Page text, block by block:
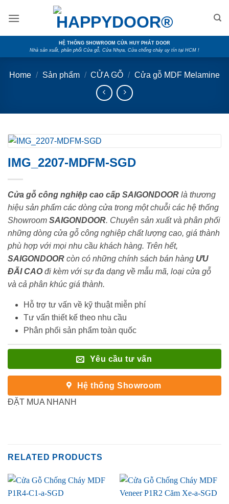
HỆ THỐNG SHOWROOM CỬA HUY PHÁT DOOR
Nhà sản xuất, phân phối Cửa gỗ, Cửa Nhựa, Cửa chống cháy uy tín tại HCM !
Home / Sản phẩm / CỬA GỖ / Cửa gỗ MDF Melamine
IMG_2207-MDFM-SGD
Cửa gỗ công nghiệp cao cấp SAIGONDOOR là thương
hiệu sản phẩm các dòng cửa trong một chuỗi các hệ thống
Showroom SAIGONDOOR. Chuyên sản xuất và phân phối
những dòng cửa gỗ công nghiệp chất lượng cao, giá thành
phù hợp với mọi nhu cầu khách hàng. Trên hết,
SAIGONDOOR còn có những chính sách bán hàng ƯU
ĐÃI CAOđi kèm với sự đa dạng về mẫu mã, loại cửa gỗ
và cả phân khúc giá thành.
Hỗ trợ tư vấn về kỹ thuật miễn phí
Tư vấn thiết kế theo nhu cầu
Phân phối sản phẩm toàn quốc
Yêu cầu tư vấn
Hệ thống Showroom
ĐẶT MUA NHANH
RELATED PRODUCTS